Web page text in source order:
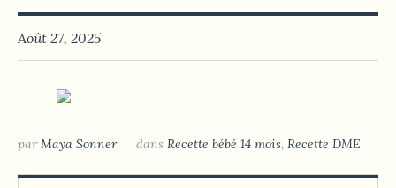
Août 27, 2025
parMaya Sonner dans Recette bébé 14 mois, Recette DME